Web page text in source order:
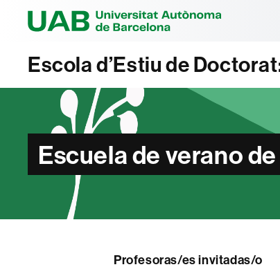
Escola d’Estiu de
Escuela de verano
Profesoras/esinvitadas/o